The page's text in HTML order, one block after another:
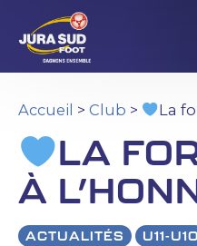
contenu
Accueil > Club > La
LA
À
ACTUALITÉS U11-U10
Rechercher